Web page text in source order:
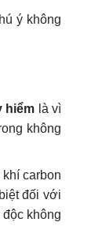
ý không
hiểm là vì
không
carbon
đối với
không